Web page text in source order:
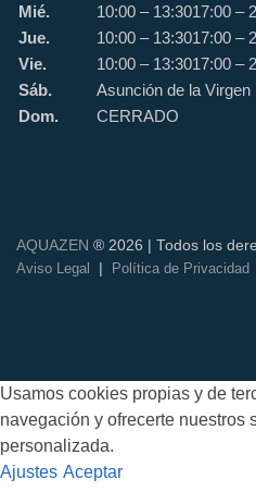
Mié.
10:00 – 13:3017:00 –
Jue.
10:00 – 13:3017:00 –
Vie.
10:00 – 13:3017:00 –
Sáb.
Asunción de la Virgen
Dom.
CERRADO
AQUAZEN ® 2026 | Todos los
Aviso Legal
| Política de Privacidad
Usamos cookies propias y de
navegación y ofrecerte nuestros
personalizada.
Ajustes Aceptar